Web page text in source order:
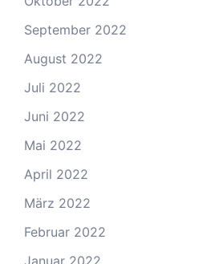
September 2022
August 2022
Juli 2022
Juni 2022
Mai 2022
April 2022
März 2022
Februar 2022